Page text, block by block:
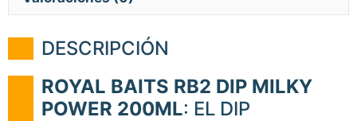
DESCRIPCIÓN
ROYAL BAITS RB2 DIP MILKY
POWER 200ML: EL DIP